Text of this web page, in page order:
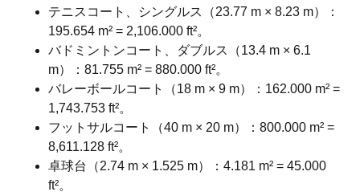
テニスコート、シングルス（23.77 m × 8.23 m）：
195.654 m² = 2,106.000 ft²。
バドミントンコート、ダブルス（13.4 m × 6.1
m）：81.755 m² = 880.000 ft²。
バレーボールコート（18 m × 9 m）：162.000 m² =
1,743.753 ft²。
フットサルコート（40 m × 20 m）：800.000 m² =
8,611.128 ft²。
卓球台（2.74 m × 1.525 m）：4.181 m² = 45.000
ft²。